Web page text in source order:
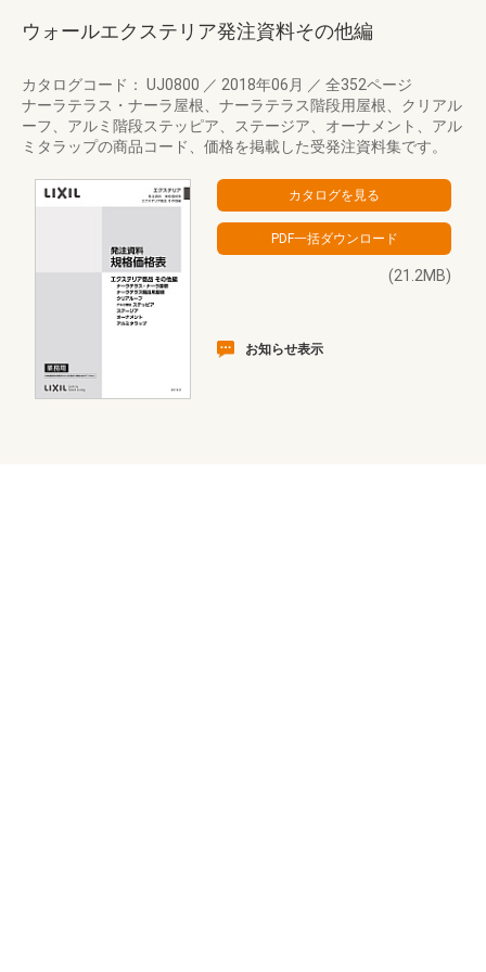
ウォールエクステリア発注資料その他編
カタログコード： UJ0800 ／ 2018年06月 ／ 全352ページ
ナーラテラス・ナーラ屋根、ナーラテラス階段用屋根、クリアル
ーフ、アルミ階段ステッピア、ステージア、オーナメント、アル
ミタラップの商品コード、価格を掲載した受発注資料集です。
(21.2MB)
お知らせ表示